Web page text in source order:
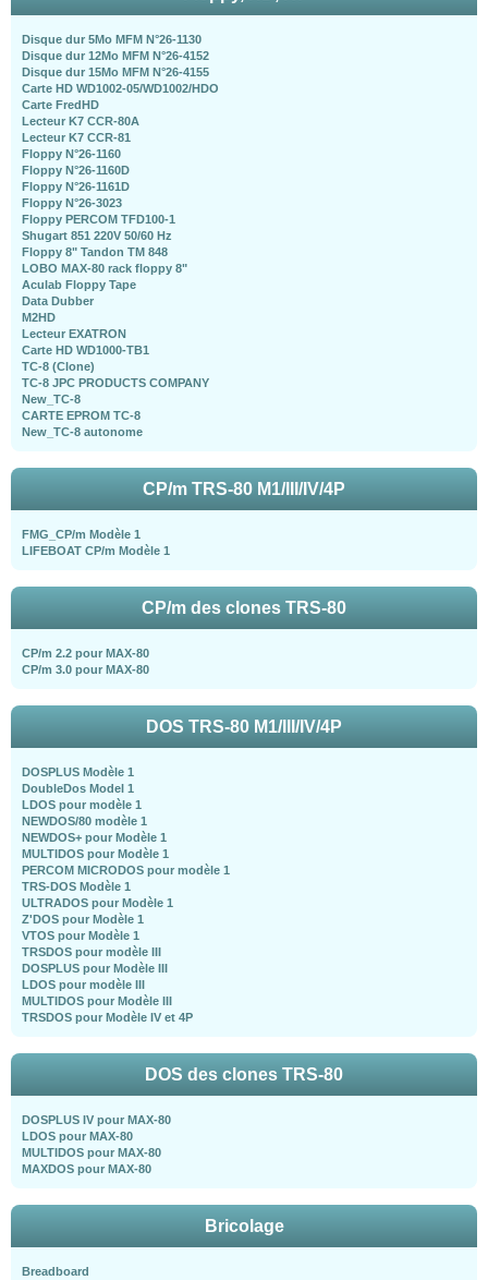
Disque dur 5Mo MFM N°26-1130
Disque dur 12Mo MFM N°26-4152
Disque dur 15Mo MFM N°26-4155
Carte HD WD1002-05/WD1002/HDO
Carte FredHD
Lecteur K7 CCR-80A
Lecteur K7 CCR-81
Floppy N°26-1160
Floppy N°26-1160D
Floppy N°26-1161D
Floppy N°26-3023
Floppy PERCOM TFD100-1
Shugart 851 220V 50/60 Hz
Floppy 8" Tandon TM 848
LOBO MAX-80 rack floppy 8"
Aculab Floppy Tape
Data Dubber
M2HD
Lecteur EXATRON
Carte HD WD1000-TB1
TC-8 (Clone)
TC-8 JPC PRODUCTS COMPANY
New_TC-8
CARTE EPROM TC-8
New_TC-8 autonome
CP/m TRS-80 M1/III/IV/4P
FMG_CP/m Modèle 1
LIFEBOAT CP/m Modèle 1
CP/m des clones TRS-80
CP/m 2.2 pour MAX-80
CP/m 3.0 pour MAX-80
DOS TRS-80 M1/III/IV/4P
DOSPLUS Modèle 1
DoubleDos Model 1
LDOS pour modèle 1
NEWDOS/80 modèle 1
NEWDOS+ pour Modèle 1
MULTIDOS pour Modèle 1
PERCOM MICRODOS pour modèle 1
TRS-DOS Modèle 1
ULTRADOS pour Modèle 1
Z'DOS pour Modèle 1
VTOS pour Modèle 1
TRSDOS pour modèle III
DOSPLUS pour Modèle III
LDOS pour modèle III
MULTIDOS pour Modèle III
TRSDOS pour Modèle IV et 4P
DOS des clones TRS-80
DOSPLUS IV pour MAX-80
LDOS pour MAX-80
MULTIDOS pour MAX-80
MAXDOS pour MAX-80
Bricolage
Breadboard